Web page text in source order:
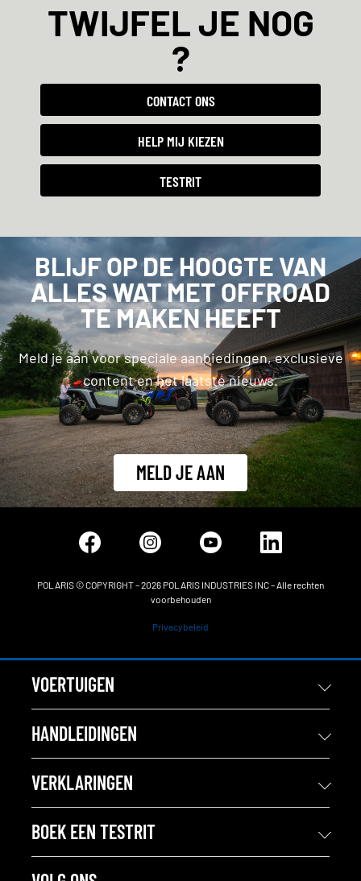
TWIJFEL JE NOG
?
CONTACT ONS
HELP MIJ KIEZEN
TESTRIT
BLIJF OP DE HOOGTE VAN
ALLES WAT MET OFFROAD
TE MAKEN HEEFT
Meld je aan voor speciale aanbiedingen, exclusieve
content en het laatste nieuws.
MELD JE AAN
POLARIS © COPYRIGHT – 2026 POLARIS INDUSTRIES INC – Alle rechten
voorbehouden
Privacybeleid
VOERTUIGEN
HANDLEIDINGEN
VERKLARINGEN
BOEK EEN TESTRIT